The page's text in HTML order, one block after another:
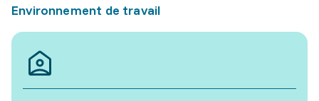
Environnement de travail